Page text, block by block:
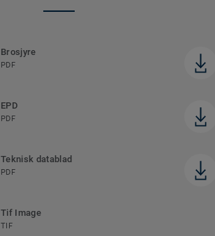
Brosjyre
PDF
EPD
PDF
Teknisk datablad
PDF
Tif Image
TIF